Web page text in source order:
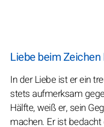
Liebe beim Zeichen
In der Liebe ist er ein
stets aufmerksam
Hälfte, weiß er, sein
machen. Er ist